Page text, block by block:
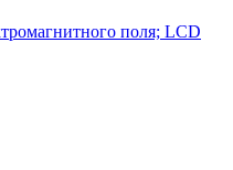
поля; LCD